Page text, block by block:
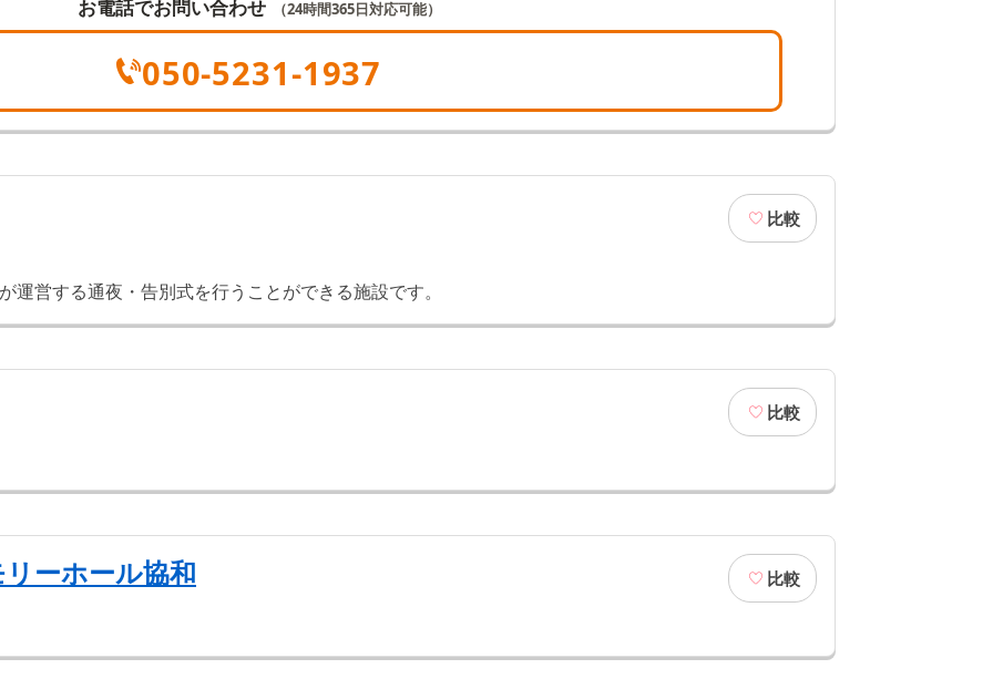
お電話でお問い合わせ （24時間365日対応可能）
050-5231-1937
比較
営する通夜・告別式を行うことができる施設です。
比較
ーホール協和 比較